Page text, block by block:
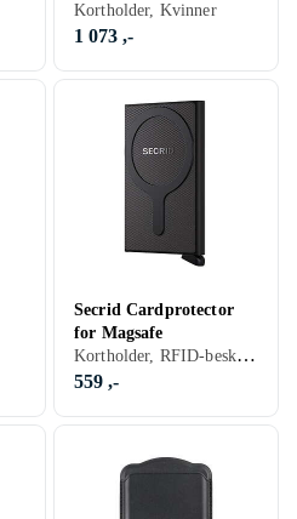
Kortholder, Kvinner
1 073 ,-
Secrid Cardprotector
for Magsafe
Kortholder, RFID-beskyttelse
559 ,-